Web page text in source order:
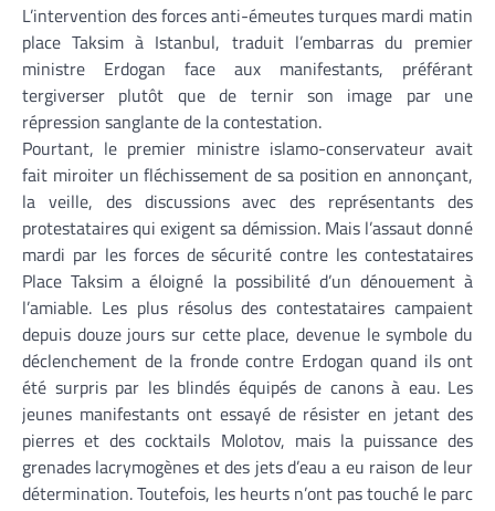
L’intervention des forces anti-émeutes turques mardi matin
place Taksim à Istanbul, traduit l’embarras du premier
ministre Erdogan face aux manifestants, préférant
tergiverser plutôt que de ternir son image par une
répression sanglante de la contestation.
Pourtant, le premier ministre islamo-conservateur avait
fait miroiter un fléchissement de sa position en annonçant,
la veille, des discussions avec des représentants des
protestataires qui exigent sa démission. Mais l’assaut donné
mardi par les forces de sécurité contre les contestataires
Place Taksim a éloigné la possibilité d’un dénouement à
l’amiable. Les plus résolus des contestataires campaient
depuis douze jours sur cette place, devenue le symbole du
déclenchement de la fronde contre Erdogan quand ils ont
été surpris par les blindés équipés de canons à eau. Les
jeunes manifestants ont essayé de résister en jetant des
pierres et des cocktails Molotov, mais la puissance des
grenades lacrymogènes et des jets d’eau a eu raison de leur
détermination. Toutefois, les heurts n’ont pas touché le parc